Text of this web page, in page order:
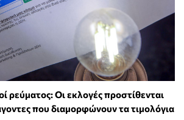
ρεύματος: Οι εκλογές προστίθενται
που διαμορφώνουν τα τιμολόγια